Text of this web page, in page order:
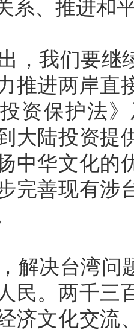
系、推进和
，我们要继
推进两岸直
投资保护法
大陆投资提
中华文化的
完善现有涉
解决台湾问
民。两千三
济文化交流